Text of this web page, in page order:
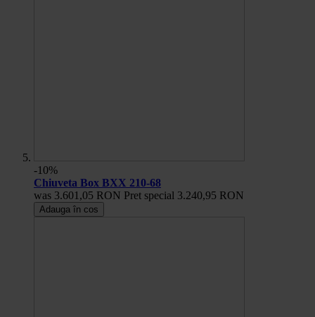
-10%
Chiuveta Box BXX 210-68
was 3.601,05 RON Pret special 3.240,95 RON
Adauga în cos